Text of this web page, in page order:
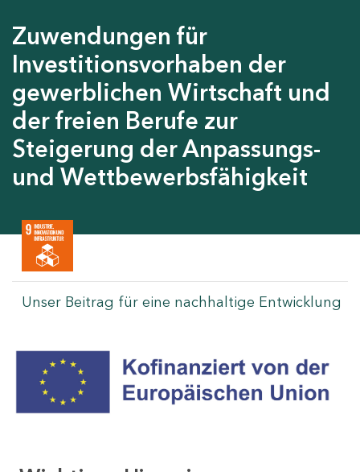
Zuwendungen für
Investitionsvorhaben der
gewerblichen Wirtschaft und
der freien Berufe zur
Steigerung der Anpassungs-
und Wettbewerbsfähigkeit
Unser Beitrag für eine nachhaltige Entwicklung